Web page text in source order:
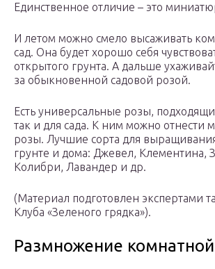
Единственное отличие – это
И летом можно смело высаживать
сад. Она будет хорошо себя
открытого грунта. А дальше
за обыкновенной садовой розой.
Есть универсальные розы,
так и для сада. К ним можно отнести
розы. Лучшие сорта для
грунте и дома: Джевел, Клементина,
Колибри, Лавандер и др.
(Материал подготовлен экспертами
Клуба «Зеленого грядка»).
Размножение